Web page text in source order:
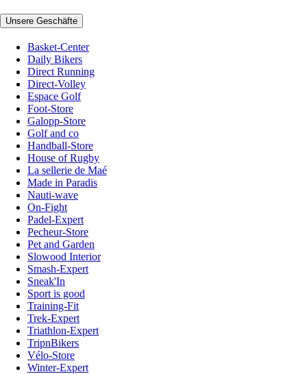
Unsere Geschäfte
Basket-Center
Daily Bikers
Direct Running
Direct-Volley
Espace Golf
Foot-Store
Galopp-Store
Golf and co
Handball-Store
House of Rugby
La sellerie de Maé
Made in Paradis
Nauti-wave
On-Fight
Padel-Expert
Pecheur-Store
Pet and Garden
Slowood Interior
Smash-Expert
Sneak'In
Sport is good
Training-Fit
Trek-Expert
Triathlon-Expert
TripnBikers
Vélo-Store
Winter-Expert